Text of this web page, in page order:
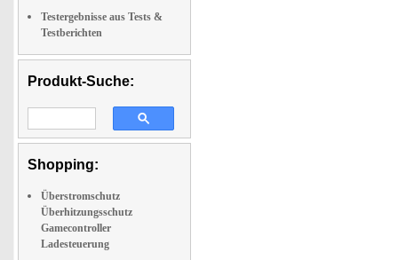
Testergebnisse aus Tests &
Testberichten
Produkt-Suche:
Shopping:
Überstromschutz
Überhitzungsschutz
Gamecontroller
Ladesteuerung